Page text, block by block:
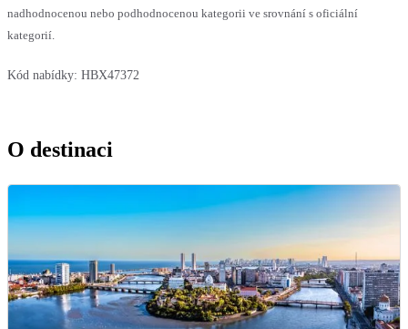
nadhodnocenou nebo podhodnocenou kategorii ve srovnání s oficiální
kategorií.
Kód nabídky: HBX47372
O destinaci